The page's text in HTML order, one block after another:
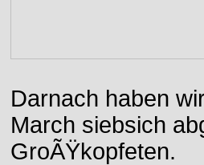
Darnach haben
March siebsich
GroÃŸkopfeten.